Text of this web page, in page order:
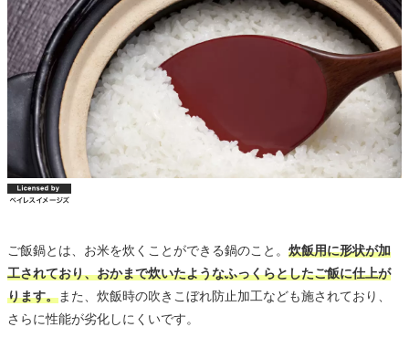
ご飯鍋とは、お米を炊くことができる鍋のこと。 炊飯用に形状が加
工されており、おかまで炊いたようなふっくらとしたご飯に仕上が
ります。また、炊飯時の吹きこぼれ防止加工なども施されており、
さらに性能が劣化しにくいです。